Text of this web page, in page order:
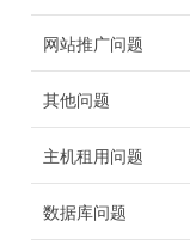
网站推广问题
其他问题
主机租用问题
数据库问题